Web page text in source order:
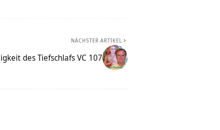
NÄCHSTER ARTIKEL
des Tiefschlafs VC 107